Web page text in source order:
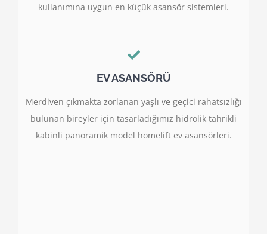
kullanımına uygun en küçük asansör sistemleri.
EV ASANSÖRÜ
Merdiven çıkmakta zorlanan yaşlı ve geçici rahatsızlığı
bulunan bireyler için tasarladığımız hidrolik tahrikli
kabinli panoramik model homelift ev asansörleri.